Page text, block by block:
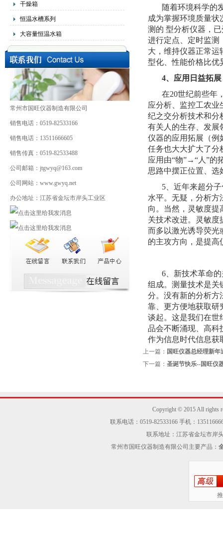
干燥箱
恒温水槽系列
大容量恒温水箱
常州市国旺仪器制造有限公司
销售电话：0519-82533166
销售电话：13511666605
销售传真：0519-82533488
公司邮箱：jtgwyq@163.com
公司网站：www.gwyq.net
办公地址：江苏省金坛市岸头工业区
随着环境科学的
成为掌握环境质量
测的 型分析仪器，
进行定点、定时监测
大，维持仪器正常运
型化、性能价格比优
4、应用日益拓展
在20世纪前些年
应分析、监控工农业
纪之交分析技术和分
有关人的生存、发展
仪器的应用拓展（例
任务也大大扩大了分
应用由“物”→“人”的
思路中摆正位置、选
5、近年来超分
水平。无疑，分析方
向。当然，灵敏度提
关技术改进。灵敏度
而多以激光诱导荧光
的主攻方向，是提高
6、新技术革命
组成。测量技术是关
分。没有新的分析方
靠、更方便地获取研
谈起。这是我们在世
品会不断涌现、高科
作为信息时代信息获
上一篇： 国旺仪器总经理新年
下一篇： 圣诞节快乐--国旺仪
Copyright © 2015 All rights
联系电话：0519-82533166 手机：
联系地址：江苏省金坛市岸
常州市国旺仪器制造有限公司主要产品：